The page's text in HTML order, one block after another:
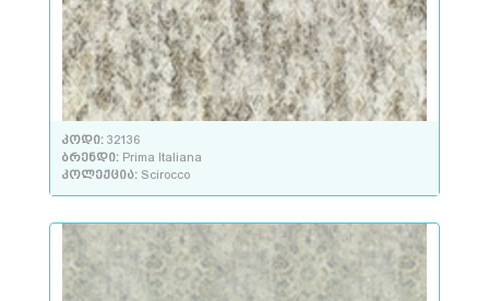
კოდი: 32136
ბრენდი: Prima Italiana
კოლექცია: Scirocco